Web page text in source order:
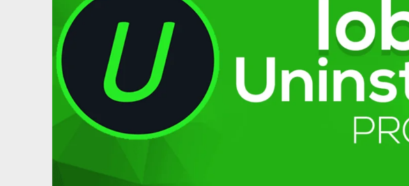
Ay
Lisans]